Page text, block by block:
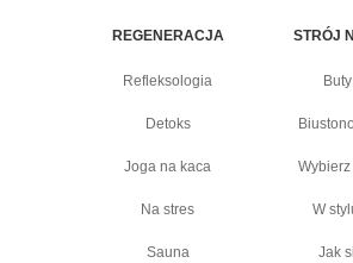
REGENERACJA
Refleksologia
Detoks
Joga na kaca
Na stres
Sauna
STRÓJ
W
Jak